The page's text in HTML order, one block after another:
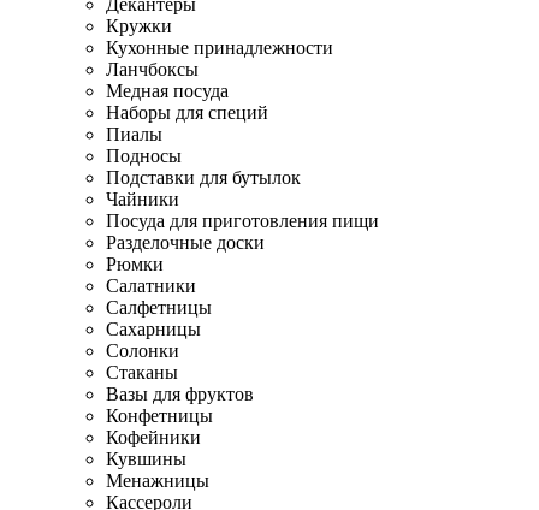
Декантеры
Кружки
Кухонные принадлежности
Ланчбоксы
Медная посуда
Наборы для специй
Пиалы
Подносы
Подставки для бутылок
Чайники
Посуда для приготовления пищи
Разделочные доски
Рюмки
Салатники
Салфетницы
Сахарницы
Солонки
Стаканы
Вазы для фруктов
Конфетницы
Кофейники
Кувшины
Менажницы
Кассероли